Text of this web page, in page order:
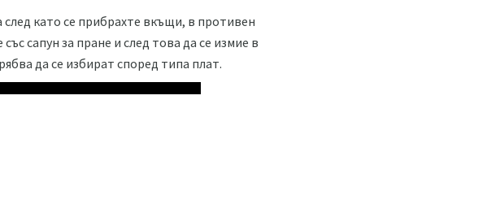
като се прибрахте вкъщи, в противен
сапун за пране и след това да се измие в
да се избират според типа плат.